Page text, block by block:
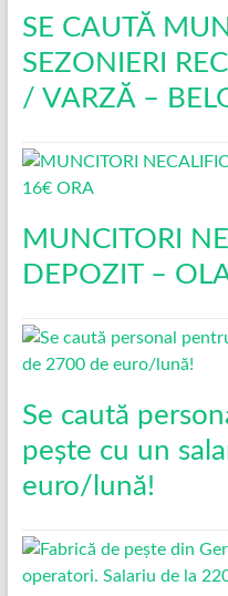
SE CAUTĂ
SEZONIERI
/ VARZĂ –
MUNCITORI
DEPOZIT –
Se caută
pește cu un
euro/lună!